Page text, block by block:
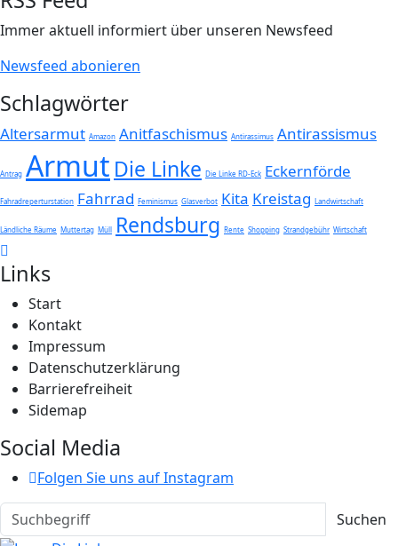
Immer aktuell informiert über unseren Newsfeed
Newsfeed abonieren
Schlagwörter
Altersarmut Amazon Anitfaschismus Antirassimus Antirassismus
Antrag Armut Die Linke Die Linke RD-Eck Eckernförde
Fahradreperturstation Fahrrad Feminismus Glasverbot Kita Kreistag Landwirtschaft
Ländliche Räume Muttertag Müll Rendsburg Rente Shopping Strandgebühr Wirtschaft
Links
Start
Kontakt
Impressum
Datenschutzerklärung
Barrierefreiheit
Sidemap
Social Media
Folgen Sie uns auf Instagram
Suchen